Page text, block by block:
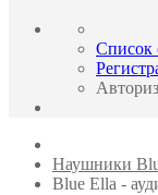
Список
Наушники
Blue Ella -